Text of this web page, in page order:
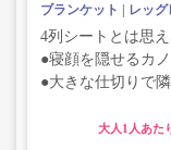
ブランケット レッグ
4列シートとは思
●寝顔を隠せるカ
●大きな仕切りで
大人